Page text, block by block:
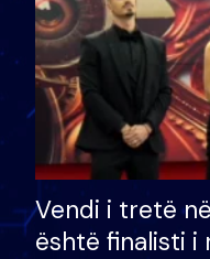
Vendi i tretë
është finalisti i